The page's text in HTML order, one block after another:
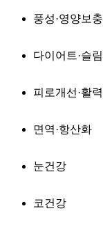
풍성·영양보충
다이어트·슬림
피로개선·활력
면역·항산화
눈건강
코건강